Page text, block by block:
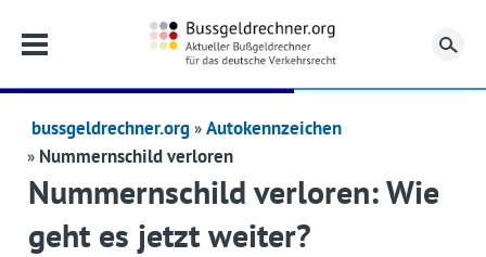
bussgeldrechner.org
Autokennzeichen
Nummernschild verloren
Nummernschild verloren: Wie
geht es jetzt weiter?